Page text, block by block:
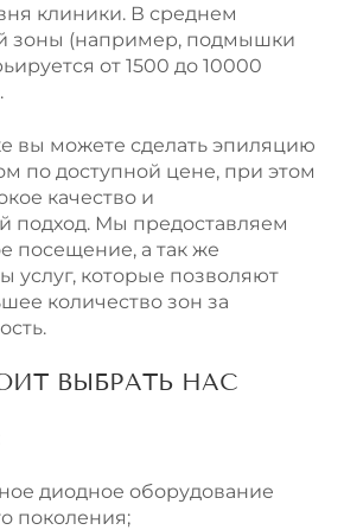
клиники. В среднем
зоны (например, подмышки
от 1500 до 10000
вы можете сделать эпиляцию
по доступной цене, при этом
качество и
подход. Мы предоставляем
посещение, а так же
услуг, которые позволяют
количество зон за
ВЫБРАТЬ НАС
диодное оборудование
поколения;